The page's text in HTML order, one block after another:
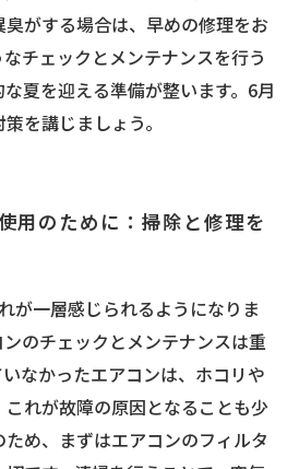
がする場合は、早めの修理をお
チェックとメンテナンスを行う
夏を迎える準備が整います。6月
を講じましょう。
用のために：掃除と修理を
が一層感じられるようになりま
のチェックとメンテナンスは重
なかったエアコンは、ホコリや
れが故障の原因となることも少
め、まずはエアコンのフィルタ